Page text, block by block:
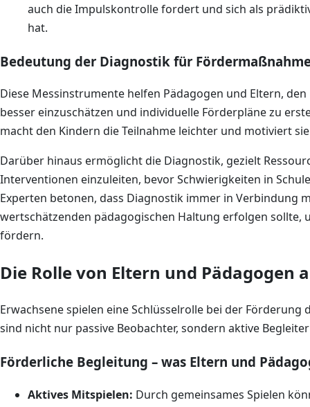
auch die Impulskontrolle fordert und sich als
hat.
Bedeutung der Diagnostik für
Diese Messinstrumente helfen Pädagogen und Eltern,
besser einzuschätzen und individuelle Förderpläne zu
macht den Kindern die Teilnahme leichter und motiviert
Darüber hinaus ermöglicht die Diagnostik, gezielt
Interventionen einzuleiten, bevor Schwierigkeiten in
Experten betonen, dass Diagnostik immer in Verbindung
wertschätzenden pädagogischen Haltung erfolgen sollte,
fördern.
Die Rolle von Eltern und Pädagogen
Erwachsene spielen eine Schlüsselrolle bei der Förderung
sind nicht nur passive Beobachter, sondern aktive
Förderliche Begleitung – was Eltern und
Aktives Mitspielen: Durch gemeinsames Spielen